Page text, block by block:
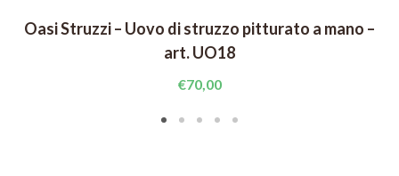
Oasi Struzzi – Uovo di struzzo pitturato a mano –
art. UO18
€70,00